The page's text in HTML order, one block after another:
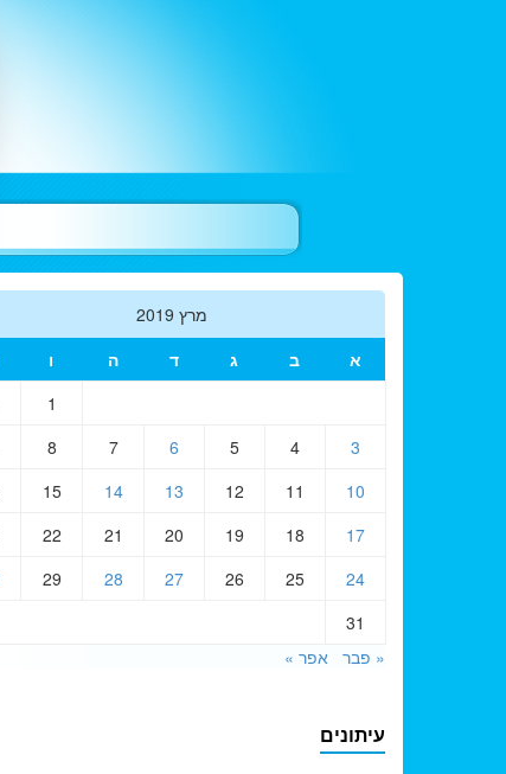
מרץ 2019
א
ב ג ד ה ו
1
3
4
5
6
7
8
10
11
12
13
14
15
17
18
19
20
21
22
24
25
26
27
28
29
31
« פבר אפר »
עיתונים